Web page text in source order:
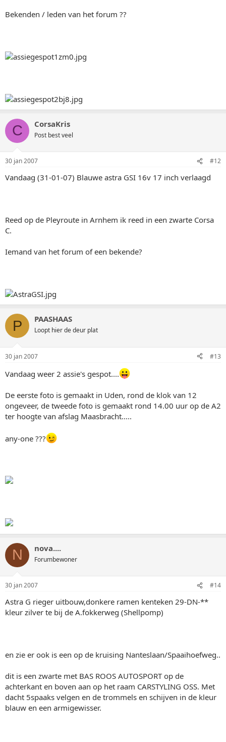
Bekenden / leden van het forum ??
C CorsaKris
Post best veel
30 jan 2007 #12
Vandaag (31-01-07) Blauwe astra GSI 16v 17 inch verlaagd
Reed op de Pleyroute in Arnhem ik reed in een zwarte Corsa
C.
Iemand van het forum of een bekende?
P PAASHAAS
Loopt hier de deur plat
30 jan 2007 #13
Vandaag weer 2 assie's gespot....
De eerste foto is gemaakt in Uden, rond de klok van 12
ongeveer, de tweede foto is gemaakt rond 14.00 uur op de A2
ter hoogte van afslag Maasbracht.....
any-one ???
N nova....
Forumbewoner
30 jan 2007 #14
Astra G rieger uitbouw,donkere ramen kenteken 29-DN-**
kleur zilver te bij de A.fokkerweg (Shellpomp)
en zie er ook is een op de kruising Nanteslaan/Spaaihoefweg..
dit is een zwarte met BAS ROOS AUTOSPORT op de
achterkant en boven aan op het raam CARSTYLING OSS. Met
dacht 5spaaks velgen en de trommels en schijven in de kleur
blauw en een armigewisser.